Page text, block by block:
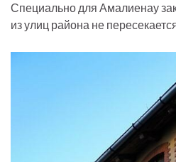
Специально для Амалиенау
из улиц района не